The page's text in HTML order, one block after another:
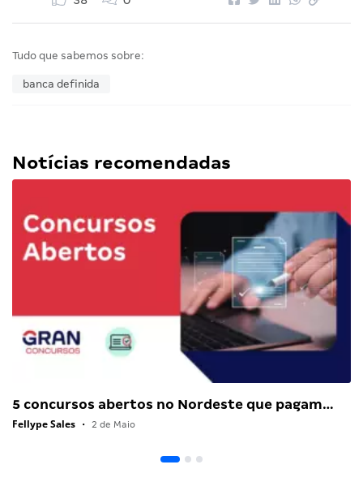
Tudo que sabemos sobre:
banca definida
Notícias recomendadas
5 concursos abertos no Nordeste que pagam…
Fellype Sales • 2 de Maio